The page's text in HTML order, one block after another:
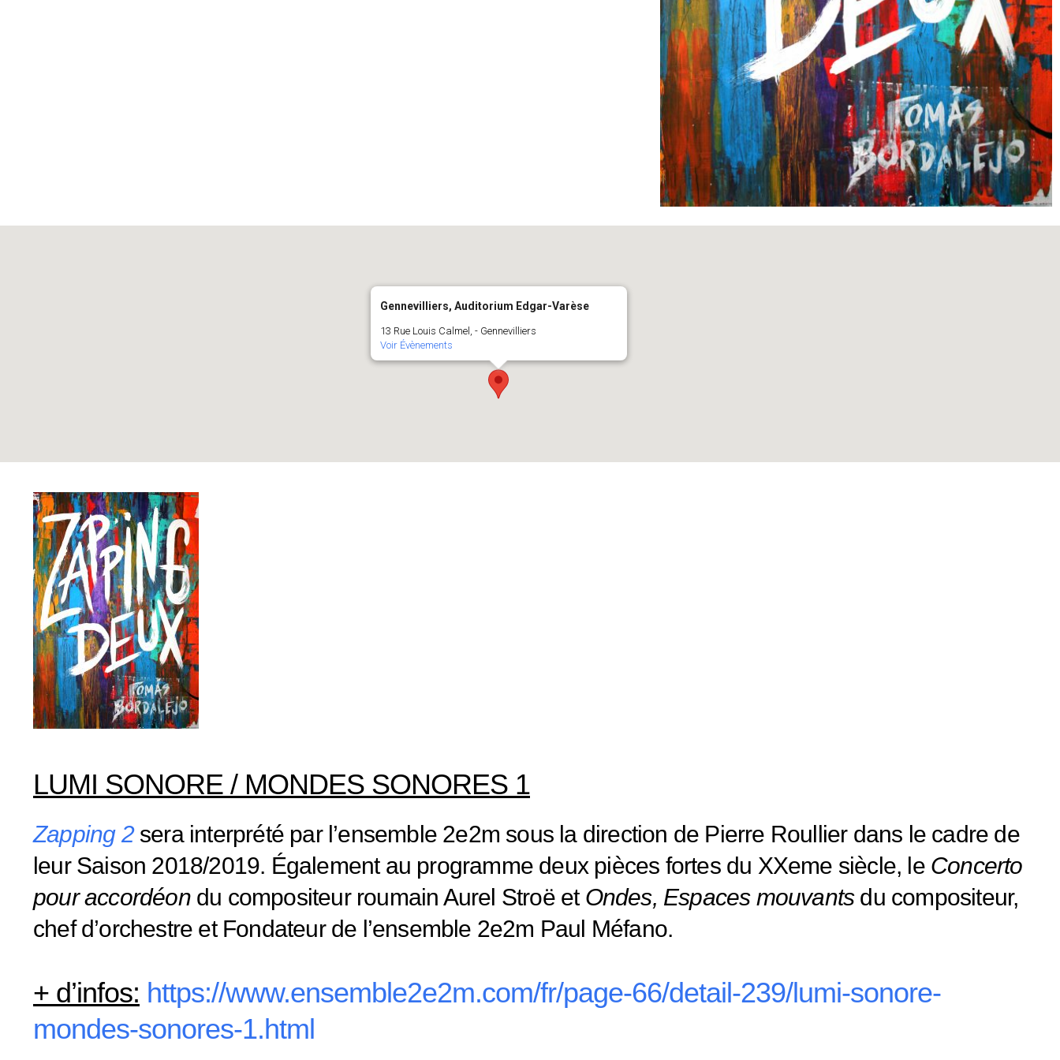
Gennevilliers, Auditorium Edgar-Varèse
13 Rue Louis Calmel, - Gennevilliers
Voir Évènements
LUMI SONORE / MONDES SONORES 1
Zapping 2sera interprété par l’ensemble 2e2m sous la direction de Pierre Roullier dans le cadre de
leur Saison 2018/2019. Également au programme deux pièces fortes du XXeme siècle, le Concerto
pour accordéondu compositeur roumain Aurel Stroë et Ondes, Espaces mouvantsdu compositeur,
chef d’orchestre et Fondateur de l’ensemble 2e2m Paul Méfano.
+ d’infos: https://www.ensemble2e2m.com/fr/page-66/detail-239/lumi-sonore-
mondes-sonores-1.html